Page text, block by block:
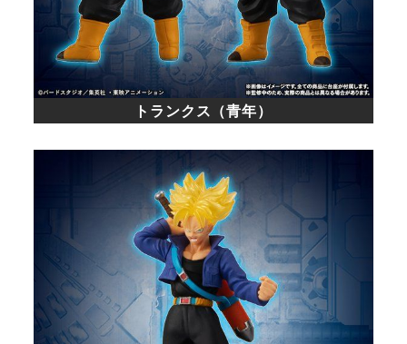
トランクス（青年）